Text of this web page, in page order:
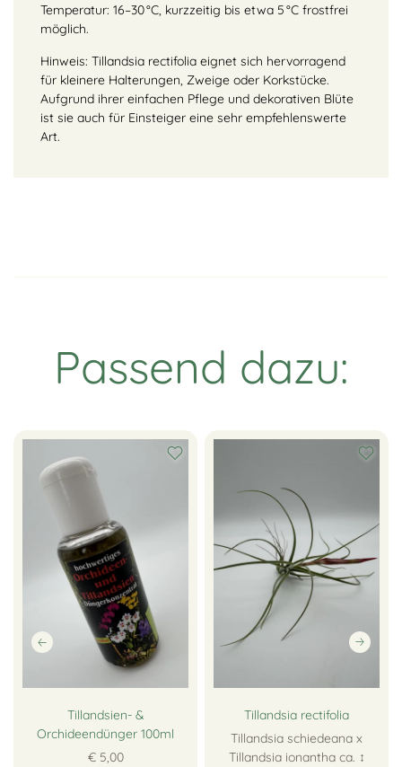
Temperatur: 16–30 °C, kurzzeitig bis etwa 5 °C frostfrei
möglich.
Hinweis: Tillandsia rectifolia eignet sich hervorragend
für kleinere Halterungen, Zweige oder Korkstücke.
Aufgrund ihrer einfachen Pflege und dekorativen Blüte
ist sie auch für Einsteiger eine sehr empfehlenswerte
Art.
Passend dazu:
Tillandsien- &
Orchideendünger 100ml
€ 5,00
Tillandsia rectifolia
Tillandsia schiedeana x
Tillandsia ionantha ca. ↕